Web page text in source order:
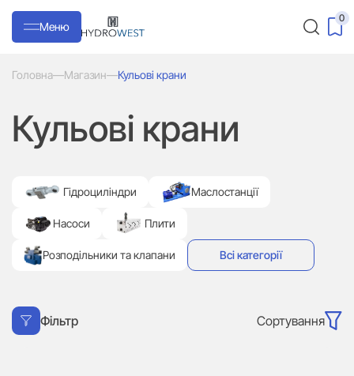
Меню
0
Головна—Магазин—Кульові крани
Кульові крани
Гідроциліндри Маслостанції
Насоси Плити
Розподільники та клапани Всі категорії
Фільтр Сортування